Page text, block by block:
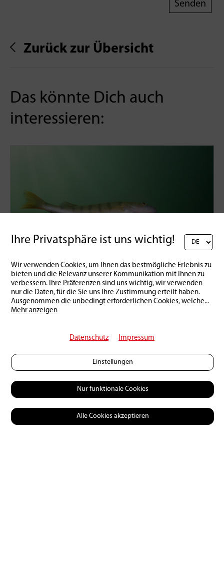
Zurück zur Übersicht
Das könnte Dich auch
interessieren:
Praxis
Ihre Privatsphäre ist uns wichtig!
Wir verwenden Cookies, um Ihnen das bestmögliche Erlebnis zu
bieten und die Relevanz unserer Kommunikation mit Ihnen zu
verbessern. Ihre Präferenzen sind uns wichtig, wir verwenden
nur die Daten, für die Sie uns Ihre Zustimmung erteilt haben.
Ausgenommen die unbedingt erforderlichen Cookies, welche...
Mehr anzeigen
Datenschutz Impressum
Einstellungen
Nur funktionale Cookies
Alle Cookies akzeptieren